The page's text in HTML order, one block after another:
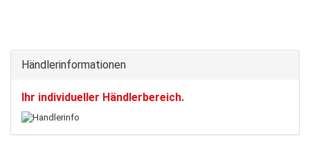
Händlerinformationen
Ihr individueller Händlerbereich.